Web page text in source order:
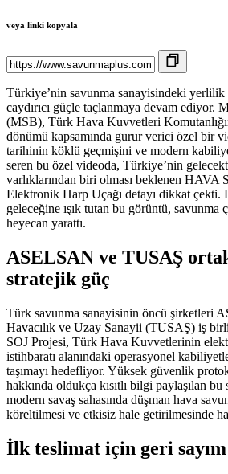
veya linki kopyala
Türkiye’nin savunma sanayisindeki
caydırıcı güçle taçlanmaya devam ediyor.
(MSB), Türk Hava Kuvvetleri
dönümü kapsamında gurur verici özel bir
tarihinin köklü geçmişini ve modern
seren bu özel videoda, Türkiye’nin
varlıklarından biri olması beklenen HAVA
Elektronik Harp Uçağı detayı dikkat çekti.
geleceğine ışık tutan bu görüntü,
heyecan yarattı.
ASELSAN ve TUSAŞ
stratejik güç
Türk savunma sanayisinin öncü şirketleri
Havacılık ve Uzay Sanayii (TUSAŞ) iş
SOJ Projesi, Türk Hava Kuvvetlerinin
istihbaratı alanındaki operasyonel
taşımayı hedefliyor. Yüksek güvenlik
hakkında oldukça kısıtlı bilgi paylaşılan
modern savaş sahasında düşman hava
köreltilmesi ve etkisiz hale getirilmesinde
İlk teslimat için geri sayım